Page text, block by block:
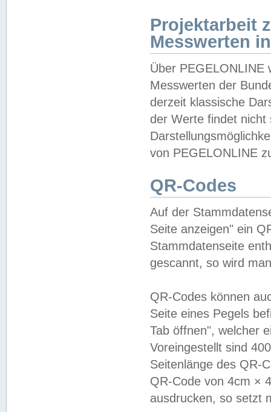
Projektarbeit
Messwerten
Über PEGELONLINE
Messwerten der
derzeit klassische
der Werte findet
von PEGELONLINE
QR-Codes
Auf der
Seite anzeigen" ein
Stammdatenseite
gescannt, so wird
QR-Codes können
Seite eines Pegels
Tab öffnen", welcher
Voreingestellt sind
Seitenlänge des QR-
QR-Code von 4cm ×
ausdrucken, so setzt